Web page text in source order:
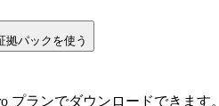
拠パックを使う
ランでダウンロードできます。